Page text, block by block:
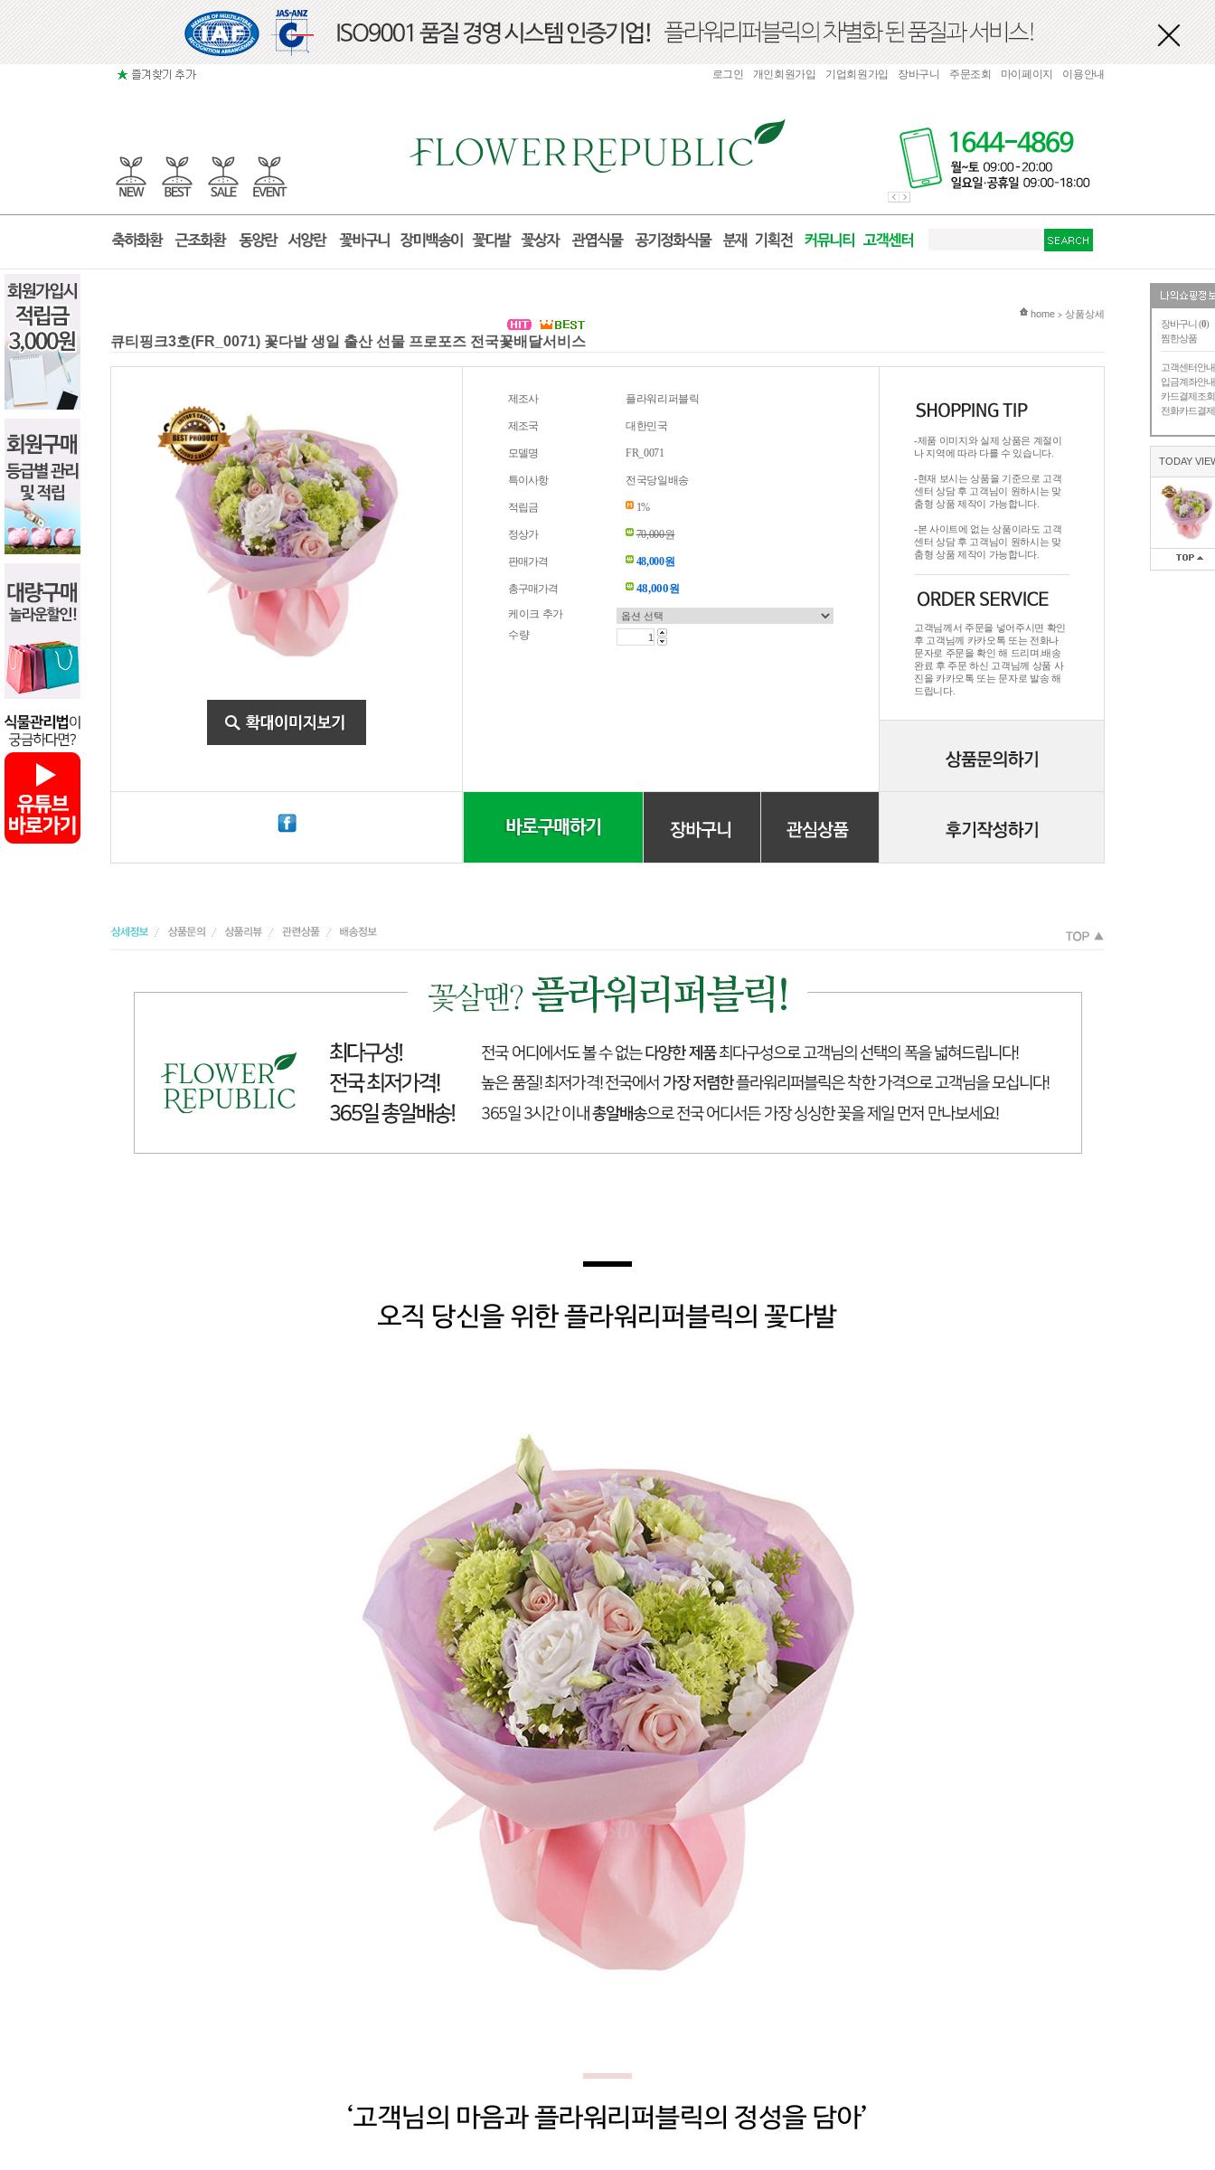
장바구니 (0)
찜한상품
고객센터안내
입금계좌안내
카드결제조회
전화카드결제
TODAY
로그인 개인회원가입 기업회원가입 장바구니 주문조회 마이페이지 이용안내
현재 위치
home > 상품상세
큐티핑크3호(FR_0071) 꽃다발 생일 출산 선물 프로포즈 전국꽃배달서비스
제조사 플라워리퍼블릭
제조국 대한민국
모델명 FR_0071
특이사항 전국당일배송
적립금 1%
정상가 70,000원
판매가격 48,000원
총구매가격 48,000원
케이크 추가
수량
-제품 이미지와 실제 상품은 계절이
나 지역에 따라 다를 수 있습니다.
-현재 보시는 상품을 기준으로 고객
센터 상담 후 고객님이 원하시는 맞
춤형 상품 제작이 가능합니다.
-본 사이트에 없는 상품이라도 고객
센터 상담 후 고객님이 원하시는 맞
춤형 상품 제작이 가능합니다.
고객님께서 주문을 넣어주시면 확인
후 고객님께 카카오톡 또는 전화나
문자로 주문을 확인 해 드리며.배송
완료 후 주문 하신 고객님께 상품 사
진을 카카오톡 또는 문자로 발송 해
드립니다.